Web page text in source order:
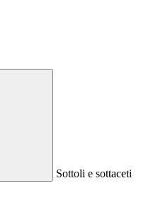
Sottoli e sottaceti